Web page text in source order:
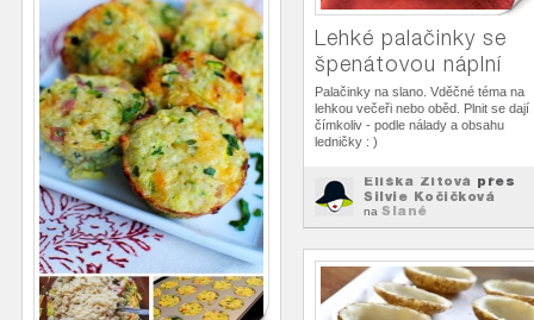
Lehké palačinky se
špenátovou náplní
Palačinky na slano. Vděčné téma na
lehkou večeři nebo oběd. Plnit se dají
čímkoliv - podle nálady a obsahu
ledničky : )
Eliška Zitová přes
Silvie Kočičková
na Slané